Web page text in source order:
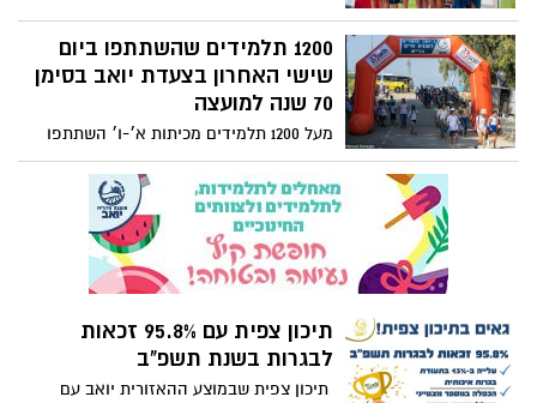
1200 תלמידים שהשתתפו ביום
שישי האחרון בצעדת יואב בסימן
70 שנה למועצה
מעל 1200 תלמידים מכיתות א׳-ו׳ השתתפו
בצעדת יואב המסורתית, בו צועדים לאורח
חיים בריא. התלמידים נהנו ממסלול מוצל
ביער קוממיות סמוך ל"מצודת יואב", קיבלו
בנדנות ממותגות של המועצה, ואף נהנו
מחידון מעשיר ומהנה בסימן 70 שנה למועצה,
שהוצג להם לאורך הדרך במספר תחנות.
תיכון צפית עם 95.8% זכאות
לבגרות בשנת תשפ"ב
תיכון צפית שבמוצע ההאזורית יואב עם